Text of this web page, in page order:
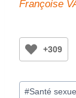
Françoise
+309
#Santé